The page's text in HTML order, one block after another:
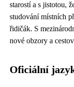
starostí a s jistotou,
studování místních
řidičák. S
nové obzory a
Oficiální